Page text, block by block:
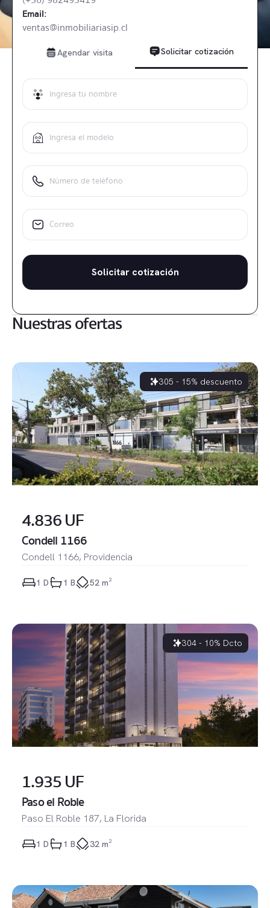
Email:
ventas@inmobiliariasip.cl
Agendar visita Solicitar cotización
Nuestras ofertas
305 - 15% descuento
4.836 UF
Condell 1166
Condell 1166, Providencia
1 D 1 B 52 m²
304 - 10% Dcto
1.935 UF
Paso el Roble
Paso El Roble 187, La Florida
1 D 1 B 32 m²